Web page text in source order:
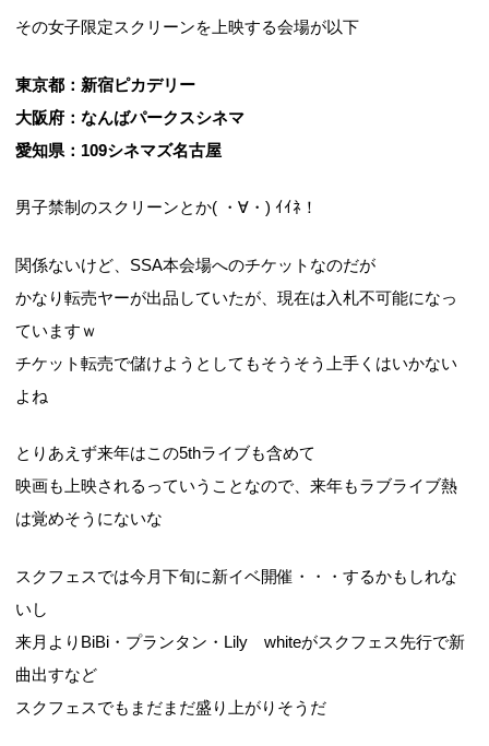
その女子限定スクリーンを上映する会場が以下
東京都：新宿ピカデリー
大阪府：なんばパークスシネマ
愛知県：109シネマズ名古屋
男子禁制のスクリーンとか( ・∀・) ｲｲﾈ！
関係ないけど、SSA本会場へのチケットなのだが
かなり転売ヤーが出品していたが、現在は入札不可能になっ
ていますｗ
チケット転売で儲けようとしてもそうそう上手くはいかない
よね
とりあえず来年はこの5thライブも含めて
映画も上映されるっていうことなので、来年もラブライブ熱
は覚めそうにないな
スクフェスでは今月下旬に新イベ開催・・・するかもしれな
いし
来月よりBiBi・プランタン・Lily whiteがスクフェス先行で新
曲出すなど
スクフェスでもまだまだ盛り上がりそうだ